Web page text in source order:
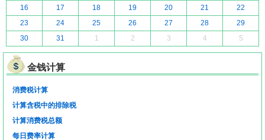
16
17 18 19 20 21
22
23
24 25 26 27 28
29
30
31 1 2 3 4 5
金钱计算
消费税计算
计算含税中的排除税
计算消费税总额
每日费率计算